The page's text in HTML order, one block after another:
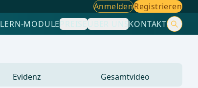
AnmeldenRegistrieren
LERN-MODULEPREISEÜBER UNSKONTAKT
Evidenz Gesamtvideo